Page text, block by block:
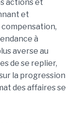
actions et
et
à
averse au
de se replier,
la progression
des affaires se